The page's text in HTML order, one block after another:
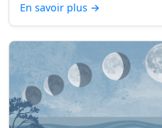
En savoir plus →